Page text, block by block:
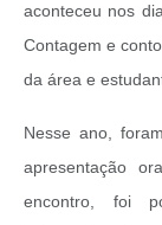
aconteceu nos
Contagem e
da área e
Nesse ano,
apresentação
encontro, foi